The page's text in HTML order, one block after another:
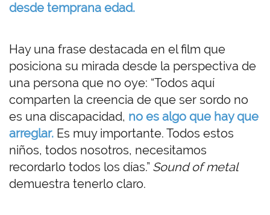
desde temprana edad.
Hay una frase destacada en el film que
posiciona su mirada desde la perspectiva de
una persona que no oye: “Todos aquí
comparten la creencia de que ser sordo no
es una discapacidad, no es algo que hay que
arreglar. Es muy importante. Todos estos
niños, todos nosotros, necesitamos
recordarlo todos los días.” Sound of metal
demuestra tenerlo claro.